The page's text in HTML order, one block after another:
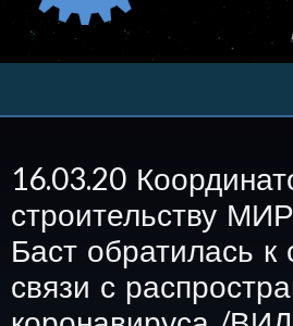
16.03.20
строительству
Баст обратилась к
связи с